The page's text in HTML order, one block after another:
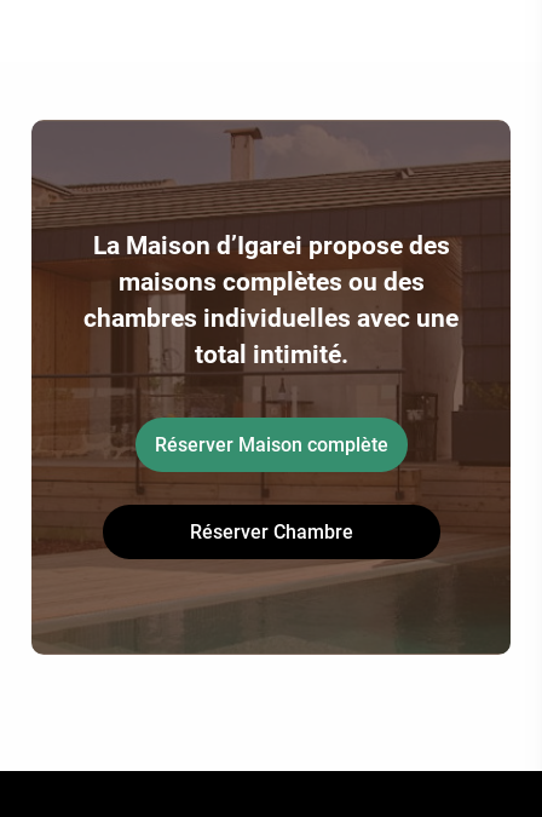
La Maison d’Igarei propose des
maisons complètes ou des
chambres individuelles avec une
total intimité.
Réserver Maison complète
Réserver Chambre